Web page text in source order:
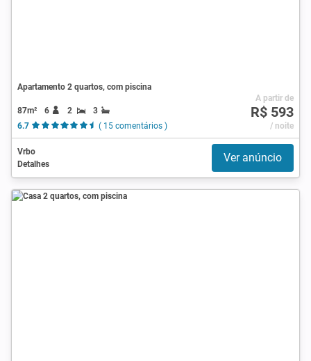
Apartamento 2 quartos, com piscina
87m² 6 2
3
6.7
( 15 comentários )
A partir de
R$ 593
/ noite
Vrbo
Detalhes
Ver anúncio